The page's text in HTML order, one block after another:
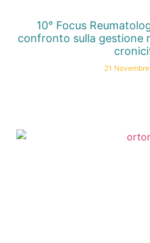
10° Focus
confronto sulla gestione
21